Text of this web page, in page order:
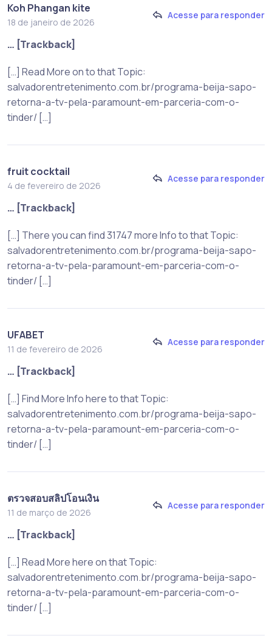
Koh Phangan kite
18 de janeiro de 2026
Acesse para responder
… [Trackback]
[…] Read More on to that Topic:
salvadorentretenimento.com.br/programa-beija-sapo-
retorna-a-tv-pela-paramount-em-parceria-com-o-
tinder/ […]
fruit cocktail
4 de fevereiro de 2026
Acesse para responder
… [Trackback]
[…] There you can find 31747 more Info to that Topic:
salvadorentretenimento.com.br/programa-beija-sapo-
retorna-a-tv-pela-paramount-em-parceria-com-o-
tinder/ […]
UFABET
11 de fevereiro de 2026
Acesse para responder
… [Trackback]
[…] Find More Info here to that Topic:
salvadorentretenimento.com.br/programa-beija-sapo-
retorna-a-tv-pela-paramount-em-parceria-com-o-
tinder/ […]
ตรวจสอบสลิปโอนเงิน
11 de março de 2026
Acesse para responder
… [Trackback]
[…] Read More here on that Topic:
salvadorentretenimento.com.br/programa-beija-sapo-
retorna-a-tv-pela-paramount-em-parceria-com-o-
tinder/ […]